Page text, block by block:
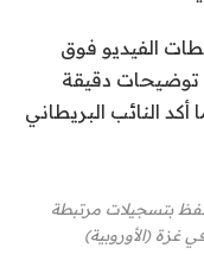
ساعة من لقطات الفيديو فوق
توضيحات دقيقة
النائب البريطاني
بتسجيلات مرتبطة
غزة (الأوروبية)